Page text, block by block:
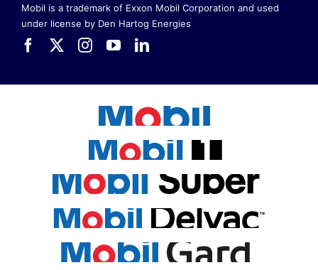
Mobil is a trademark of Exxon Mobil Corporation and used
under license by Den Hartog Energies